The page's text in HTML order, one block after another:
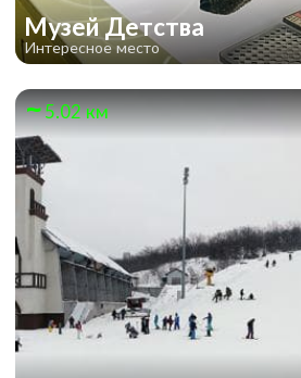
Музей Детства
Интересное место
5.02 км